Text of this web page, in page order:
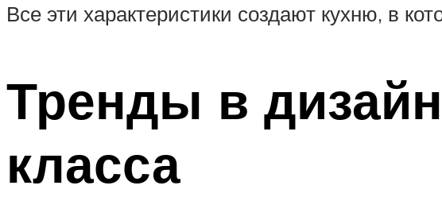
Все эти характеристики создают кухню, в
Тренды в
класса